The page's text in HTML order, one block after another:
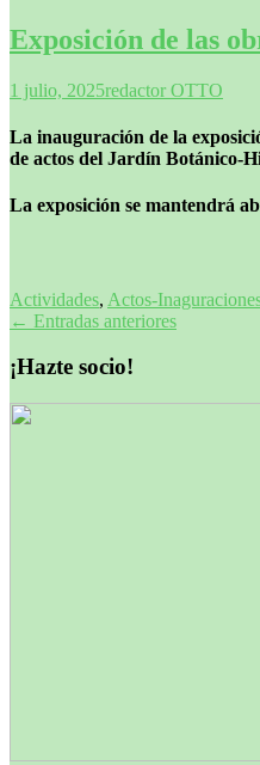
Exposición de las
1 julio, 2025redactor OTTO
La inauguración de la
de actos del Jardín Botánico-
La exposición se mantendrá
Actividades, Actos-
Navegación
entradas
← Entradas anteriores
¡Hazte socio!